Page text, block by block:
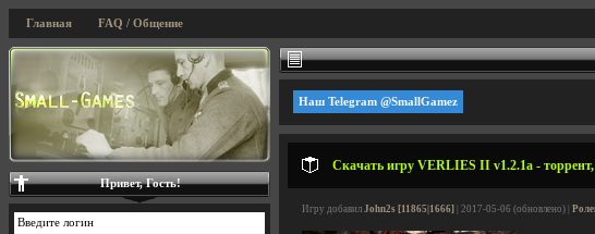
Главная FAQ / Общение
Наш Telegram @SmallGamez
Скачать игру VERLIES II v1.2.1a -
Игру добавил John2s [11865|1666] | 2017-05-06 (обновлено) |
Привет, Гость!